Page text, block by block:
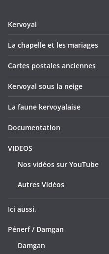
Kervoyal
La chapelle et les mariages
Cartes postales anciennes
Kervoyal sous la neige
La faune kervoyalaise
Documentation
VIDEOS
Nos vidéos sur YouTube
Autres Vidéos
Ici aussi,
Pénerf / Damgan
Damgan